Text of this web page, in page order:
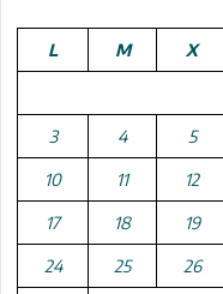
L
M X
3 4 5
10 11 12
17 18 19
24 25 26